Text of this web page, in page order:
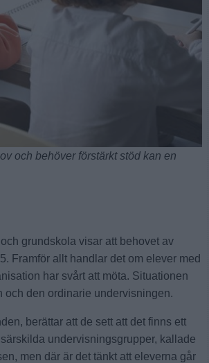
och behöver förstärkt stöd kan en
grundskola visar att behovet av
Framför allt handlar det om elever med
har svårt att möta. Situationen
den ordinarie undervisningen.
berättar att de sett att det finns ett
undervisningsgrupper, kallade
men där är det tänkt att eleverna går